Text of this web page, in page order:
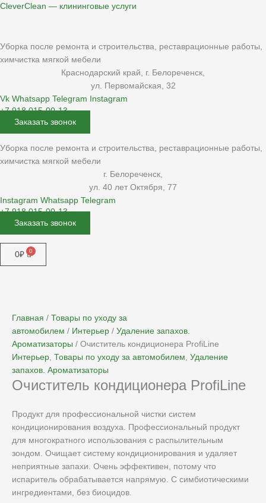
Перейти
CleverClean — клининговые услуги
Уборка после ремонта и строительства, реставрационные работы,
химчистка мягкой мебели
Краснодарский край, г. Белореченск,
ул. Первомайская, 32
Vk Whatsapp Telegram
Instagram
+7 918 015-00-13
Заказать звонок
Уборка после ремонта и строительства, реставрационные работы,
химчистка мягкой мебели
г. Белореченск,
ул. 40 лет Октября, 77
Instagram Whatsapp Telegram
+7 918 015-00-13
Заказать звонок
Меню
0₽
Главная / Товары по уходу за
автомобилем / Интерьер / Удаление запахов.
Ароматизаторы / Очиститель кондиционера ProfiLine
Интерьер, Товары по уходу за автомобилем, Удаление
запахов. Ароматизаторы
Очиститель кондиционера ProfiLine
Продукт для профессиональной чистки систем
кондиционирования воздуха. Профессиональный продукт
для многократного использования с распылительным
зондом. Очищает систему кондиционирования и удаляет
неприятные запахи. Очень эффективен, потому что
испаритель обрабатывается напрямую. С симбиотическими
ингредиентами, без биоцидов.